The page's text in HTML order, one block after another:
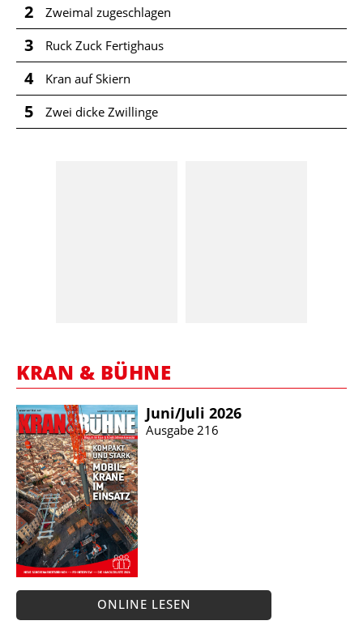
2 Zweimal zugeschlagen
3 Ruck Zuck Fertighaus
4 Kran auf Skiern
5 Zwei dicke Zwillinge
KRAN & BÜHNE
Juni/​Juli 2026
Ausgabe 216
ONLINE LESEN